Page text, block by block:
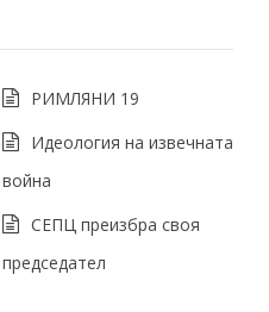
РИМЛЯНИ 19
Идеология на извечната
война
СЕПЦ преизбра своя
председател